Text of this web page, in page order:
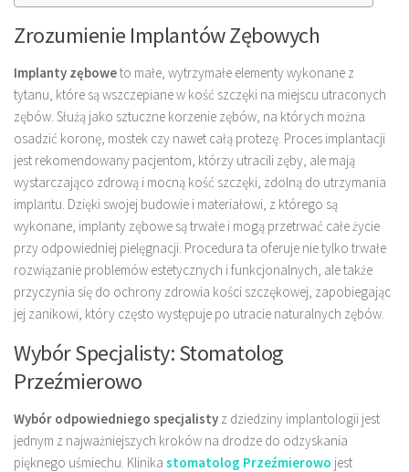
Zrozumienie Implantów Zębowych
Implanty zęboweto małe, wytrzymałe elementy wykonane z
tytanu, które są wszczepiane w kość szczęki na miejscu utraconych
zębów. Służą jako sztuczne korzenie zębów, na których można
osadzić koronę, mostek czy nawet całą protezę. Proces implantacji
jest rekomendowany pacjentom, którzy utracili zęby, ale mają
wystarczająco zdrową i mocną kość szczęki, zdolną do utrzymania
implantu. Dzięki swojej budowie i materiałowi, z którego są
wykonane, implanty zębowe są trwałe i mogą przetrwać całe życie
przy odpowiedniej pielęgnacji. Procedura ta oferuje nie tylko trwałe
rozwiązanie problemów estetycznych i funkcjonalnych, ale także
przyczynia się do ochrony zdrowia kości szczękowej, zapobiegając
jej zanikowi, który często występuje po utracie naturalnych zębów.
Wybór Specjalisty: Stomatolog
Przeźmierowo
Wybór odpowiedniego specjalisty z dziedziny implantologii jest
jednym z najważniejszych kroków na drodze do odzyskania
pięknego uśmiechu. Klinika stomatolog Przeźmierowo jest